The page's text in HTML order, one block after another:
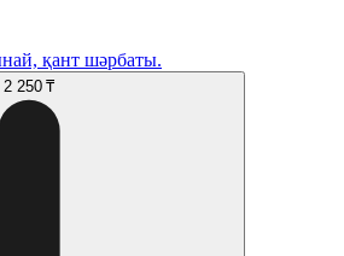
қант шәрбаты.
2 250 ₸